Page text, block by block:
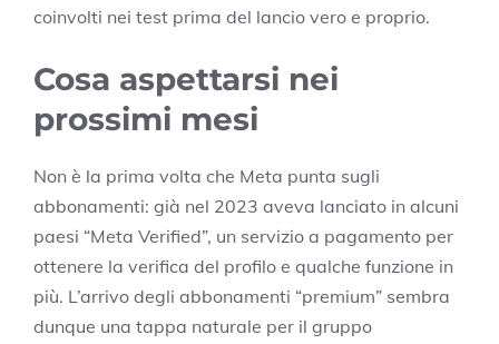
coinvolti nei test prima del lancio vero e proprio.
Cosa aspettarsi nei
prossimi mesi
Non è la prima volta che Meta punta sugli
abbonamenti: già nel 2023 aveva lanciato in alcuni
paesi “Meta Verified”, un servizio a pagamento per
ottenere la verifica del profilo e qualche funzione in
più. L’arrivo degli abbonamenti “premium” sembra
dunque una tappa naturale per il gruppo